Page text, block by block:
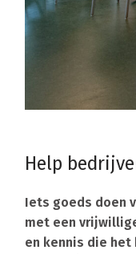
Help
Iets goeds doen
met een
en kennis die